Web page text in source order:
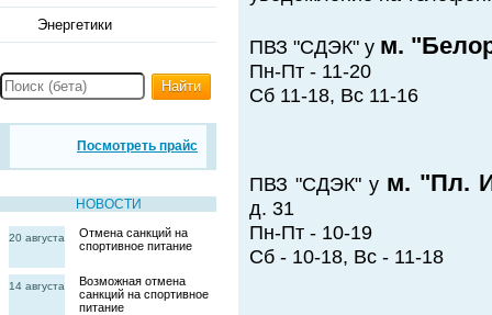
Энергетики
Найти
Посмотреть прайс
НОВОСТИ
20 августа
Отмена санкций на
спортивное питание
14 августа
Возможная отмена
санкций на спортивное
питание
ПВЗ "СДЭК" у м.
Пн-Пт - 11-20
Сб 11-18, Вс 11-16
ПВЗ "СДЭК" у м. "Пл.
д. 31
Пн-Пт - 10-19
Сб - 10-18, Вс - 11-18